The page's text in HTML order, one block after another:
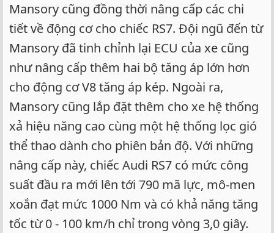
Mansory cũng đồng thời nâng cấp các chi
tiết về động cơ cho chiếc RS7. Đội ngũ đến từ
Mansory đã tinh chỉnh lại ECU của xe cũng
như nâng cấp thêm hai bộ tăng áp lớn hơn
cho động cơ V8 tăng áp kép. Ngoài ra,
Mansory cũng lắp đặt thêm cho xe hệ thống
xả hiệu năng cao cùng một hệ thống lọc gió
thể thao dành cho phiên bản độ. Với những
nâng cấp này, chiếc Audi RS7 có mức công
suất đầu ra mới lên tới 790 mã lực, mô-men
xoắn đạt mức 1000 Nm và có khả năng tăng
tốc từ 0 - 100 km/h chỉ trong vòng 3,0 giây.